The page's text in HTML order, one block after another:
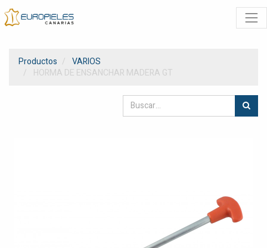
Productos
VARIOS
HORMA DE ENSANCHAR MADERA GT